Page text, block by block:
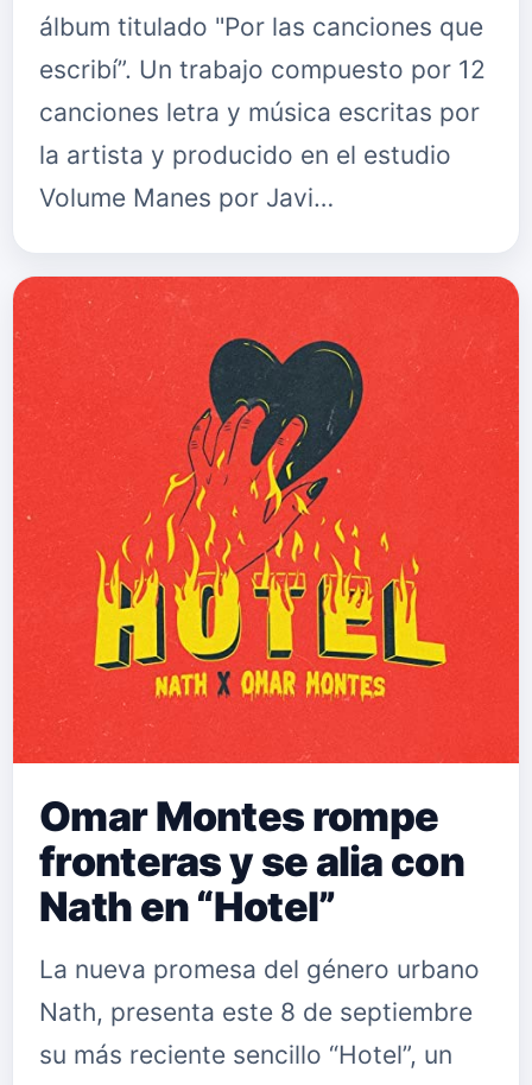
álbum titulado "Por las canciones que
escribí”. Un trabajo compuesto por 12
canciones letra y música escritas por
la artista y producido en el estudio
Volume Manes por Javi…
Omar Montes rompe
fronteras y se alia con
Nath en “Hotel”
La nueva promesa del género urbano
Nath, presenta este 8 de septiembre
su más reciente sencillo “Hotel”, un